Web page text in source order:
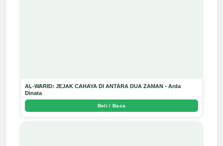
AL-WARID: JEJAK CAHAYA DI ANTARA DUA ZAMAN - Arda
Dinata
Beli / Baca